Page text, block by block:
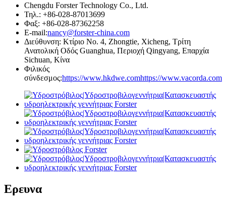
Chengdu Forster Technology Co., Ltd.
Τηλ.: +86-028-87013699
Φαξ: +86-028-87362258
E-mail:nancy@forster-china.com
Διεύθυνση: Κτίριο Νο. 4, Zhongtie, Xicheng, Τρίτη
Ανατολική Οδός Guanghua, Περιοχή Qingyang, Επαρχία
Sichuan, Κίνα
Φιλικός
σύνδεσμος:https://www.hkdwe.comhttps://www.vacorda.com
Ερευνα